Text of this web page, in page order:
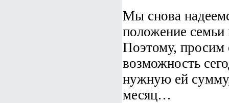
Мы снова
положение семьи
Поэтому, просим
возможность
нужную ей
месяц…